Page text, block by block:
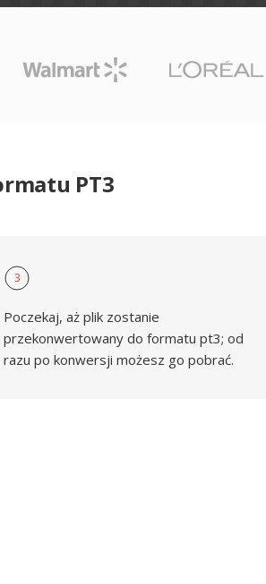
PT3
3
Poczekaj, aż plik zostanie
przekonwertowany do formatu pt3; od
razu po konwersji możesz go pobrać.